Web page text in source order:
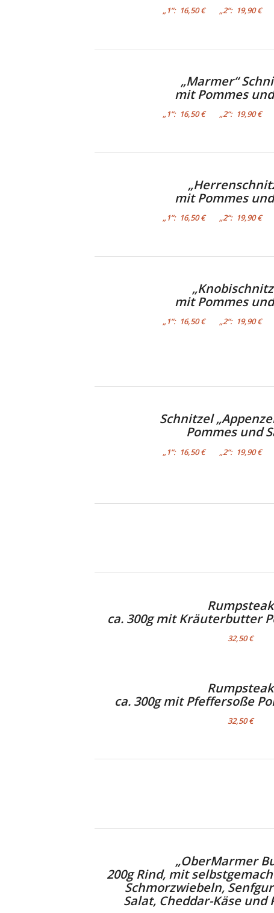
„1“: 16,50 € „2“: 19,90 €
„Marmer“
mit Pommes
„1“: 16,50 € „2“: 19,90 €
mit Pommes
„1“: 16,50 € „2“: 19,90 €
mit Pommes
„1“: 16,50 € „2“: 19,90 €
Schnitzel
Pommes und
„1“: 16,50 € „2“: 19,90 €
Rumpsteak
ca. 300g mit Kräuterbutter
32,50 €
Rumpsteak
ca. 300g mit Pfeffersoße
32,50 €
„OberMarmer
200g Rind, mit
Schmorzwiebeln,
Salat, Cheddar-Käse und